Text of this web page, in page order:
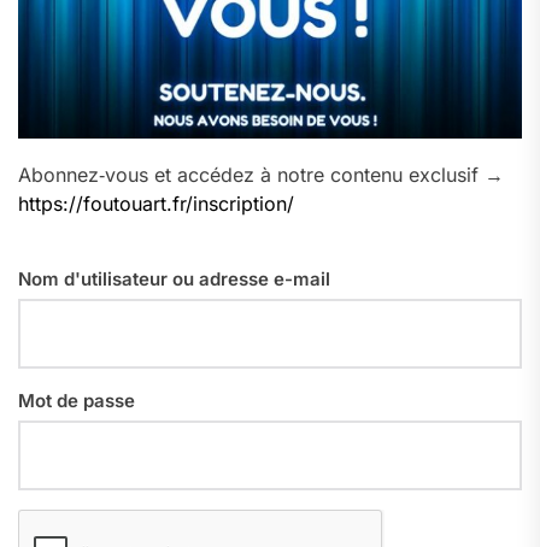
Abonnez‑vous et accédez à notre contenu exclusif →
https://foutouart.fr/inscription/
Nom d'utilisateur ou adresse e-mail
Mot de passe